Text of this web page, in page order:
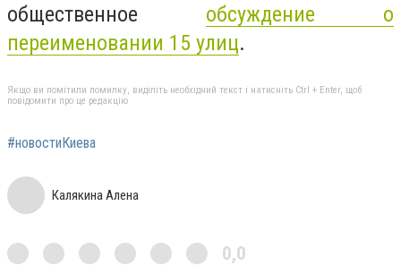
общественное обсуждение о
переименовании 15 улиц.
Якщо ви помітили помилку, виділіть необхідний текст і натисніть Ctrl + Enter, щоб
повідомити про це редакцію
#новостиКиева
Калякина Алена
0,0